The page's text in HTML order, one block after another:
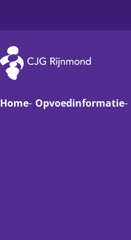
CJG Rijnmond
Home Opvoedinformatie